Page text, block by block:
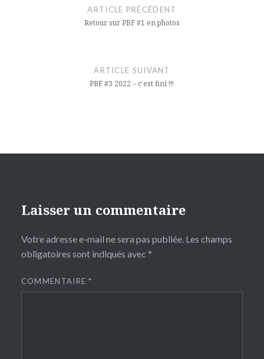
ARTICLE PRÉCÉDENT
Retour sur PBF #1 en photos
ARTICLE SUIVANT
PBF #3 2022 – c’est fini !!!
Laisser un commentaire
Votre adresse e-mail ne sera pas publiée. Les champs
obligatoires sont indiqués avec *
COMMENTAIRE*